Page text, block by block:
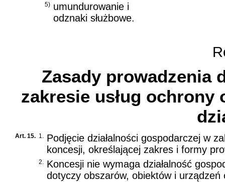
5) umundurowanie i
odznaki służbowe.
Zasady prowadzenia
zakresie usług
Art. 15. 1. Podjęcie działalności gospodarczej w
koncesji, określającej zakres i formy
2. Koncesji nie wymaga działalność
dotyczy obszarów, obiektów i